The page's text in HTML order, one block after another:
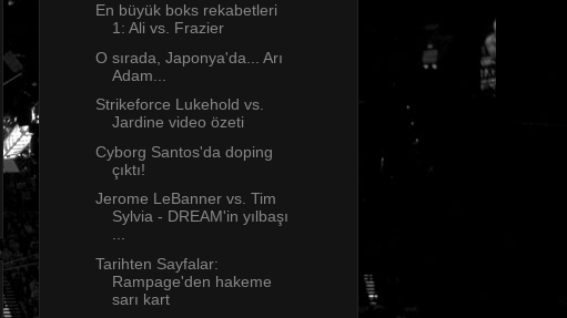
En büyük boks rekabetleri
1: Ali vs. Frazier
O sırada, Japonya'da... Arı
Adam...
Strikeforce Lukehold vs.
Jardine video özeti
Cyborg Santos'da doping
çıktı!
Jerome LeBanner vs. Tim
Sylvia - DREAM'in yılbaşı
...
Tarihten Sayfalar:
Rampage'den hakeme
sarı kart